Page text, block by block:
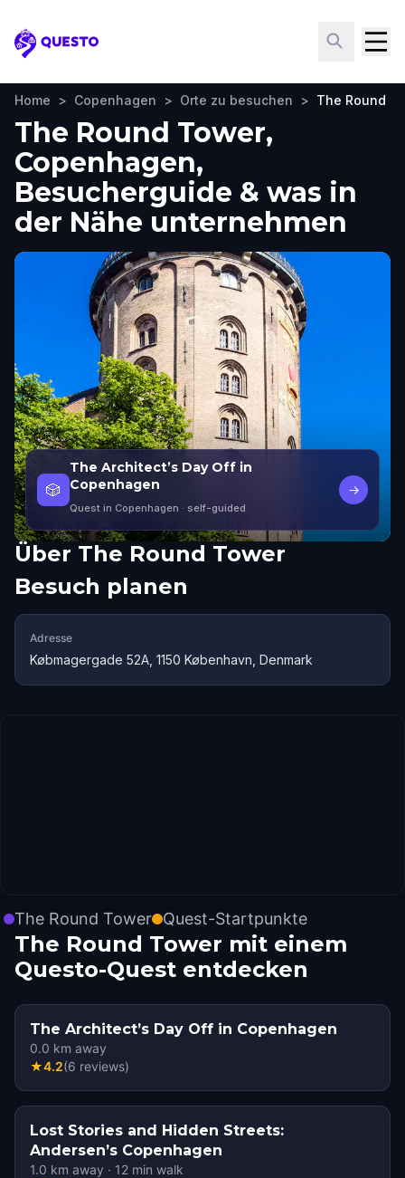
Questo
Home > Copenhagen > Orte zu besuchen > The Round
The Round Tower,
Copenhagen,
Besucherguide & was in
der Nähe unternehmen
🎲
The Architect’s Day Off in
Copenhagen
Quest in Copenhagen · self-guided
→
Über The Round Tower
Besuch planen
Adresse
Købmagergade 52A, 1150 København, Denmark
The Round Tower Quest-Startpunkte
The Round Tower mit einem
Questo-Quest entdecken
The Architect’s Day Off in Copenhagen
0.0 km away
★4.2(6 reviews)
Lost Stories and Hidden Streets:
Andersen’s Copenhagen
1.0 km away · 12 min walk